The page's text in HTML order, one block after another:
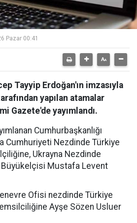
Pazar 00:41
Tayyip Erdoğan'ın imzasıyla
yapılan atamalar
Gazete'de yayımlandı.
Cumhurbaşkanlığı
Cumhuriyeti Nezdinde Türkiye
Ukrayna Nezdinde
Mustafa Levent
Ofisi nezdinde Türkiye
Ayşe Sözen Usluer